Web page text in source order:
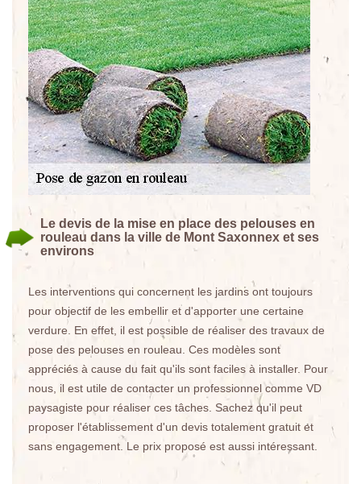
Le devis de la mise en place des pelouses en
rouleau dans la ville de Mont Saxonnex et ses
environs
Les interventions qui concernent les jardins ont toujours
pour objectif de les embellir et d'apporter une certaine
verdure. En effet, il est possible de réaliser des travaux de
pose des pelouses en rouleau. Ces modèles sont
appréciés à cause du fait qu'ils sont faciles à installer. Pour
nous, il est utile de contacter un professionnel comme VD
paysagiste pour réaliser ces tâches. Sachez qu'il peut
proposer l'établissement d'un devis totalement gratuit et
sans engagement. Le prix proposé est aussi intéressant.